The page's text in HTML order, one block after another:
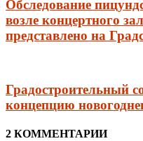
Обследование
возле концертного
представлено на
Градостроительный
концепцию
2 КОММЕНТАРИИ